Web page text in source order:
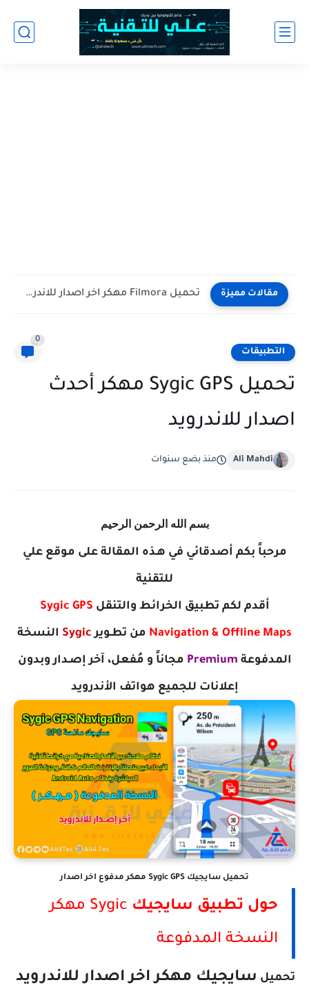
مقالات مميزة تحميل Filmora مهكر اخر اصدار للاندرويد
التطبيقات
0
تحميل Sygic GPS مهكر أحدث
اصدار للاندرويد
Ali Mahdi منذ بضع سنوات
بسم الله الرحمن الرحيم
مرحباً بكم أصدقائي في هـذه المقالة على موقع علي
للتقنية
أقدم لكم تطبيق الخرائط والتنقل Sygic GPS
Navigation & Offline Maps من تطـويرSygic النسخة
المدفوعة Premium مجاناً و مُفعل، آخر إصـدار وبدون
إعلانات للجميع هواتف الأندرويد
تحميل سايجيك Sygic GPS مهكر مدفوع اخر اصدار
حول تطبيق سايجيك
Sygic مهكر
النسخة المدفوعة
تحميل سايجيك مهكر اخر اصدار للاندرويد